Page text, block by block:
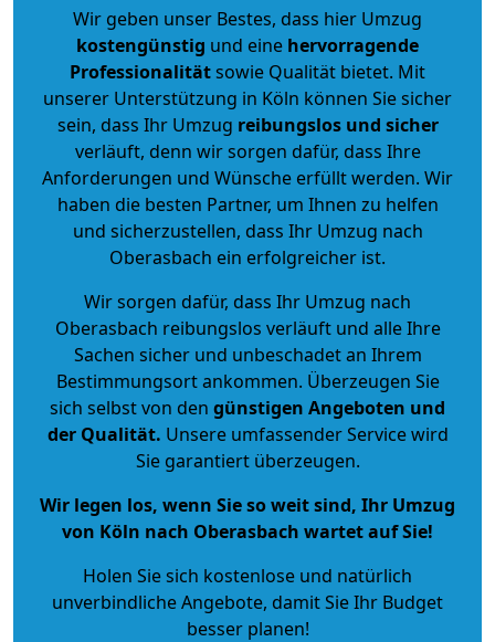
Wir geben unser Bestes, dass hier Umzug
kostengünstig und eine hervorragende
Professionalitätsowie Qualität bietet. Mit
unserer Unterstützung in Köln können Sie sicher
sein, dass Ihr Umzug reibungslos und sicher
verläuft, denn wir sorgen dafür, dass Ihre
Anforderungen und Wünsche erfüllt werden. Wir
haben die besten Partner, um Ihnen zu helfen
und sicherzustellen, dass Ihr Umzug nach
Oberasbach ein erfolgreicher ist.
Wir sorgen dafür, dass Ihr Umzug nach
Oberasbach reibungslos verläuft und alle Ihre
Sachen sicher und unbeschadet an Ihrem
Bestimmungsort ankommen. Überzeugen Sie
sich selbst von den günstigen Angeboten und
der Qualität. Unsere umfassender Service wird
Sie garantiert überzeugen.
Wir legen los, wenn Sie so weit sind, Ihr Umzug
von Köln nach Oberasbach wartet auf Sie!
Holen Sie sich kostenlose und natürlich
unverbindliche Angebote, damit Sie Ihr Budget
besser planen!